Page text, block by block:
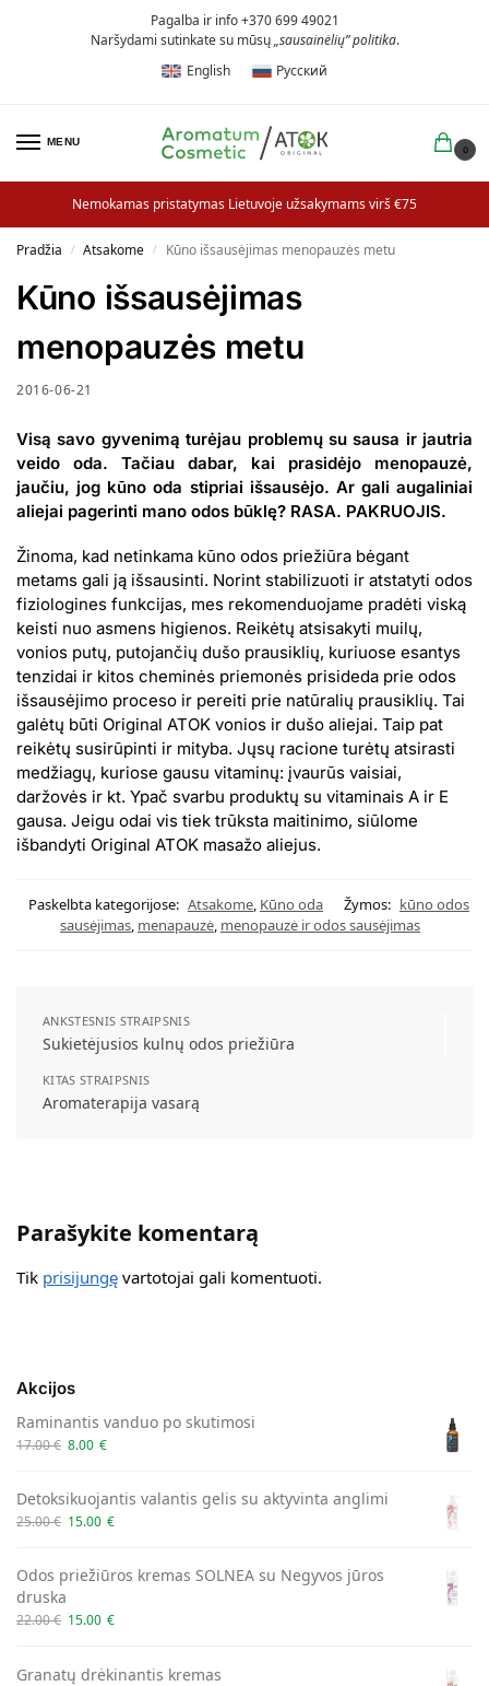
Pagalba ir info +370 699 49021
Naršydami sutinkate su mūsų„sausainėlių” politika.
English
Русский
MENU
0
Nemokamas pristatymas Lietuvoje užsakymams virš €75
Pradžia / Atsakome / Kūno išsausėjimas menopauzės metu
Kūno išsausėjimas
menopauzės metu
2016-06-21
Visą savo gyvenimą turėjau problemų su sausa ir jautria
veido oda. Tačiau dabar, kai prasidėjo menopauzė,
jaučiu, jog kūno oda stipriai išsausėjo. Ar gali augaliniai
aliejai pagerinti mano odos būklę? RASA. PAKRUOJIS.
Žinoma, kad netinkama kūno odos priežiūra bėgant
metams gali ją išsausinti. Norint stabilizuoti ir atstatyti odos
fiziologines funkcijas, mes rekomenduojame pradėti viską
keisti nuo asmens higienos. Reikėtų atsisakyti muilų,
vonios putų, putojančių dušo prausiklių, kuriuose esantys
tenzidai ir kitos cheminės priemonės prisideda prie odos
išsausėjimo proceso ir pereiti prie natūralių prausiklių. Tai
galėtų būti Original ATOK vonios ir dušo aliejai. Taip pat
reikėtų susirūpinti ir mityba. Jųsų racione turėtų atsirasti
medžiagų, kuriose gausu vitaminų: įvaurūs vaisiai,
daržovės ir kt. Ypač svarbu produktų su vitaminais A ir E
gausa. Jeigu odai vis tiek trūksta maitinimo, siūlome
išbandyti Original ATOK masažo aliejus.
Paskelbta kategorijose: Atsakome, Kūno oda Žymos: kūno odos
sausėjimas, menapauzė, menopauzė ir odos sausėjimas
ANKSTESNIS STRAIPSNIS
Sukietėjusios kulnų odos priežiūra
KITAS STRAIPSNIS
Aromaterapija vasarą
Parašykite komentarą
Tik prisijungę vartotojai gali komentuoti.
Akcijos
Raminantis vanduo po skutimosi
17.00€ 8.00 €
Detoksikuojantis valantis gelis su aktyvinta anglimi
25.00€ 15.00 €
Odos priežiūros kremas SOLNEA su Negyvos jūros
druska
22.00€ 15.00 €
Granatų drėkinantis kremas